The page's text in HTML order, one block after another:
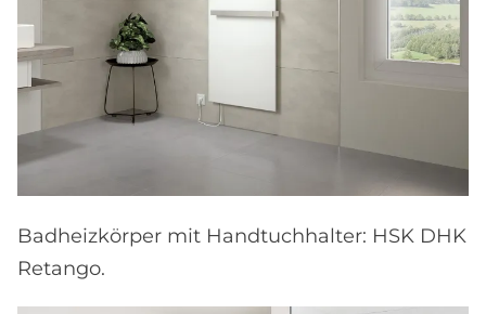
Badheizkörper mit Handtuchhalter: HSK DHK
Retango.